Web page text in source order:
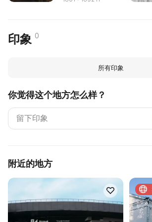
印象 0
所有印象
你觉得这个地方怎么样？
附近的地方